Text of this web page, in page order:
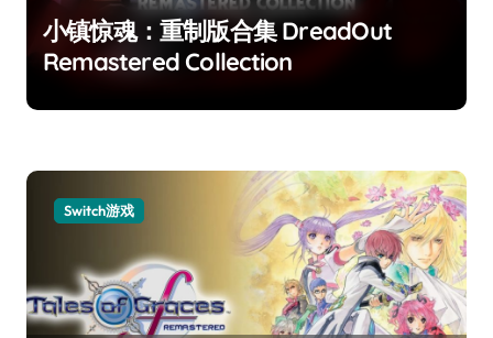
小镇惊魂：重制版合集 DreadOut
Remastered Collection
Switch游戏